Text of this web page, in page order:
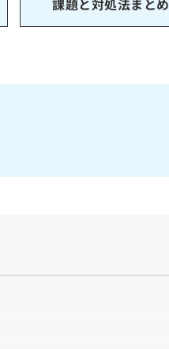
課題と対処法まとめ